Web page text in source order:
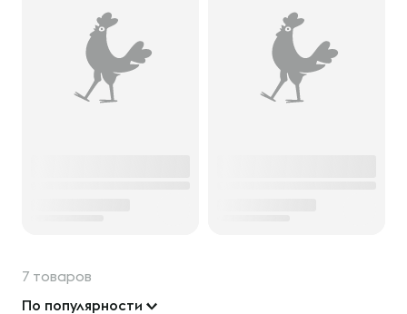
7 товаров
По популярности